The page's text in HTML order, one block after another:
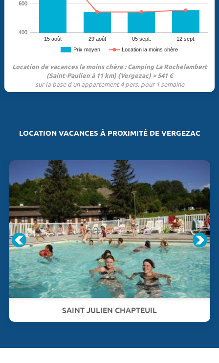
Prix moyen Location la moins chère
15 août 29 août 05 sept. 12 sept.
400
600
Location de vacances la moins chère : Camping La Rochelambert
(Saint-Paulien à 11 km) (Vergezac) > 541 €
sur la base d'un appartement 4 pers. pour 1 semaine
LOCATION VACANCES À PROXIMITÉ DE VERGEZAC
SAINT JULIEN CHAPTEUIL